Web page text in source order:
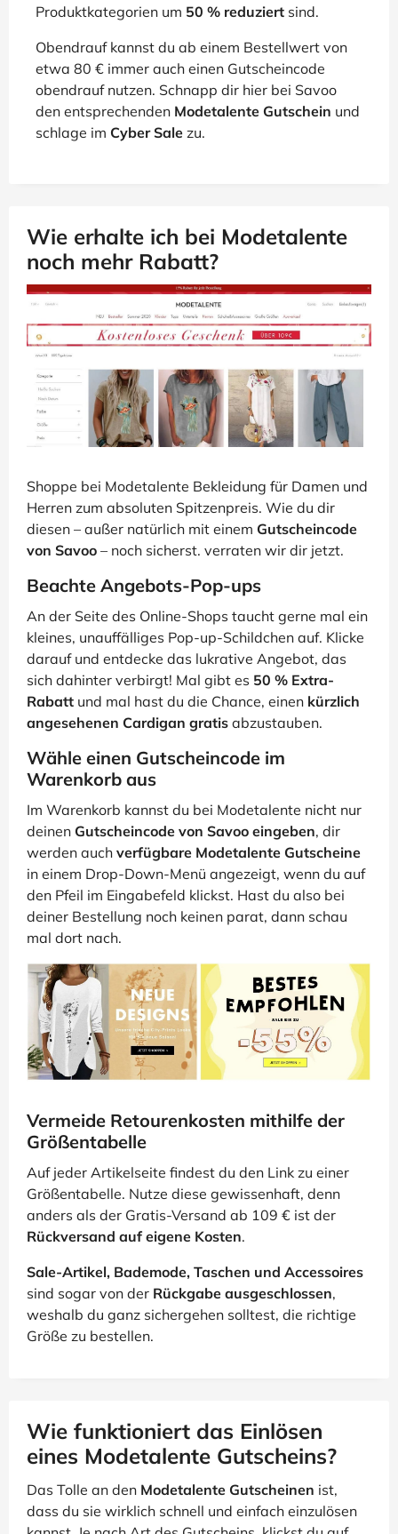
Produktkategorien um 50 % reduziert sind.
Obendrauf kannst du ab einem Bestellwert von
etwa 80 € immer auch einen Gutscheincode
obendrauf nutzen. Schnapp dir hier bei Savoo
den entsprechenden Modetalente Gutschein und
schlage im Cyber Sale zu.
Wie erhalte ich bei Modetalente
noch mehr Rabatt?
Shoppe bei Modetalente Bekleidung für Damen und
Herren zum absoluten Spitzenpreis. Wie du dir
diesen – außer natürlich mit einem Gutscheincode
von Savoo – noch sicherst. verraten wir dir jetzt.
Beachte Angebots-Pop-ups
An der Seite des Online-Shops taucht gerne mal ein
kleines, unauffälliges Pop-up-Schildchen auf. Klicke
darauf und entdecke das lukrative Angebot, das
sich dahinter verbirgt! Mal gibt es 50 % Extra-
Rabatt und mal hast du die Chance, einen kürzlich
angesehenen Cardigan gratis abzustauben.
Wähle einen Gutscheincode im
Warenkorb aus
Im Warenkorb kannst du bei Modetalente nicht nur
deinen Gutscheincode von Savoo eingeben, dir
werden auch verfügbare Modetalente Gutscheine
in einem Drop-Down-Menü angezeigt, wenn du auf
den Pfeil im Eingabefeld klickst. Hast du also bei
deiner Bestellung noch keinen parat, dann schau
mal dort nach.
Vermeide Retourenkosten mithilfe der
Größentabelle
Auf jeder Artikelseite findest du den Link zu einer
Größentabelle. Nutze diese gewissenhaft, denn
anders als der Gratis-Versand ab 109 € ist der
Rückversand auf eigene Kosten.
Sale-Artikel, Bademode, Taschen und Accessoires
sind sogar von der Rückgabe ausgeschlossen,
weshalb du ganz sichergehen solltest, die richtige
Größe zu bestellen.
Wie funktioniert das Einlösen
eines Modetalente Gutscheins?
Das Tolle an den Modetalente Gutscheinen ist,
dass du sie wirklich schnell und einfach einzulösen